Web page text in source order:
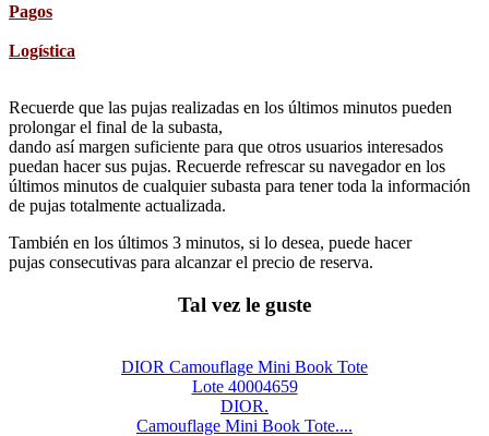
Pagos
Logística
Recuerde que las pujas realizadas en los últimos minutos pueden
prolongar el final de la subasta,
dando así margen suficiente para que otros usuarios interesados
puedan hacer sus pujas. Recuerde refrescar su navegador en los
últimos minutos de cualquier subasta para tener toda la información
de pujas totalmente actualizada.
También en los últimos 3 minutos, si lo desea, puede hacer
pujas consecutivas para alcanzar el precio de reserva.
Tal vez le guste
DIOR Camouflage Mini Book Tote
Lote 40004659
DIOR.
Camouflage Mini Book Tote....